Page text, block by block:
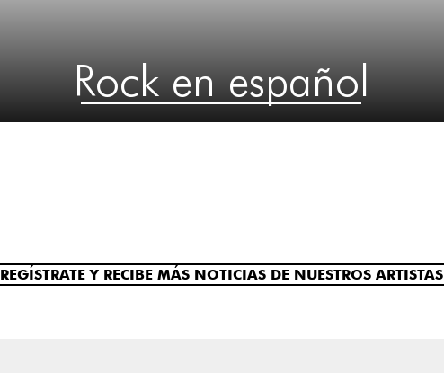
Rock en español
REGÍSTRATE Y RECIBE MÁS NOTICIAS DE NUESTROS ARTISTAS